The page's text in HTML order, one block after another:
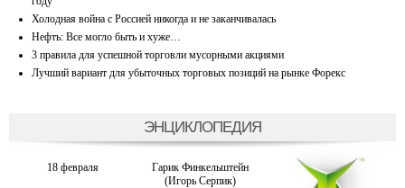
Холодная война с Россией никогда и не заканчивалась
Нефть: Все могло быть и хуже…
3 правила для успешной торговли мусорными акциями
Лучший вариант для убыточных торговых позиций на рынке Форекс
ЭНЦИКЛОПЕДИЯ
18 февраля
Гарик Финкельштейн
(Игорь Серпик)